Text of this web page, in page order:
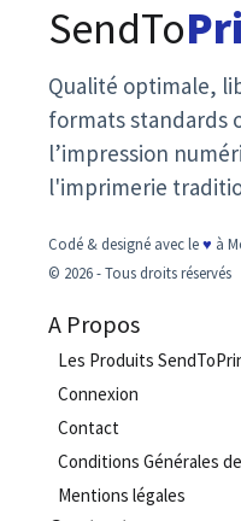
SendTo
Qualité optimale,
formats standards
l’impression
l'imprimerie
Codé & designé avec le♥ à
© 2026 - Tous droits réservés
A Propos
Les Produits
Connexion
Contact
Conditions Générales
Mentions légales